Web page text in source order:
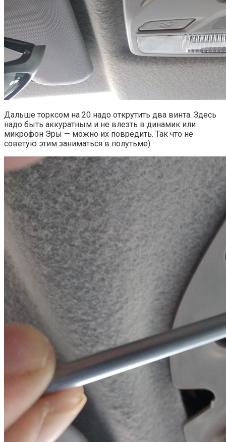
Дальше торксом на 20 надо открутить два винта. Здесь
надо быть аккуратным и не влезть в динамик или
микрофон Эры — можно их повредить. Так что не
советую этим заниматься в полутьме).